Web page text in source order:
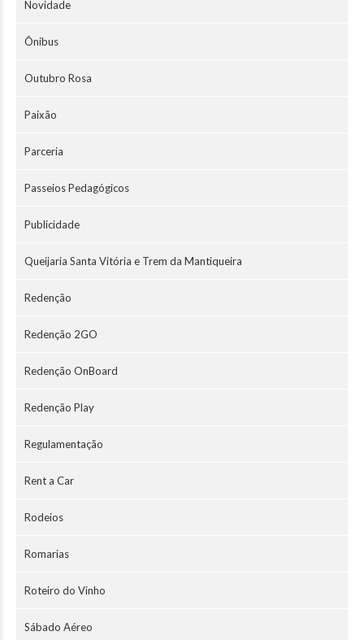
Novidade
Ônibus
Outubro Rosa
Paixão
Parceria
Passeios Pedagógicos
Publicidade
Queijaria Santa Vitória e Trem da Mantiqueira
Redenção
Redenção 2GO
Redenção OnBoard
Redenção Play
Regulamentação
Rent a Car
Rodeios
Romarias
Roteiro do Vinho
Sábado Aéreo